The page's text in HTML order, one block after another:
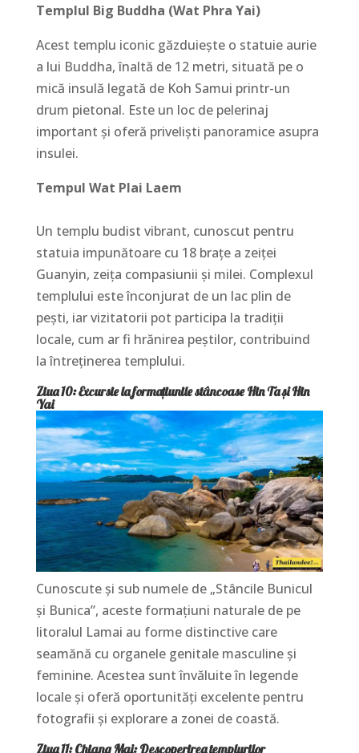
Templul Big Buddha (Wat Phra Yai)
Acest templu iconic găzduiește o statuie aurie
a lui Buddha, înaltă de 12 metri, situată pe o
mică insulă legată de Koh Samui printr-un
drum pietonal. Este un loc de pelerinaj
important și oferă priveliști panoramice asupra
insulei.
Tempul Wat Plai Laem
Un templu budist vibrant, cunoscut pentru
statuia impunătoare cu 18 brațe a zeiței
Guanyin, zeița compasiunii și milei. Complexul
templului este înconjurat de un lac plin de
pești, iar vizitatorii pot participa la tradiții
locale, cum ar fi hrănirea peștilor, contribuind
la întreținerea templului.
Ziua 10: Excursie la formațiunile stâncoase Hin Ta și Hin
Yai
Cunoscute și sub numele de „Stâncile Bunicul
și Bunica”, aceste formațiuni naturale de pe
litoralul Lamai au forme distinctive care
seamănă cu organele genitale masculine și
feminine. Acestea sunt învăluite în legende
locale și oferă oportunități excelente pentru
fotografii și explorare a zonei de coastă.
Ziua 11: Chiang Mai: Descoperirea templurilor